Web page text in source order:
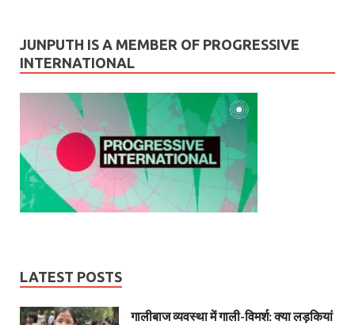
JUNPUTH IS A MEMBER OF PROGRESSIVE
INTERNATIONAL
LATEST POSTS
गालीबाज व्‍यवस्‍था में गाली-विमर्श: क्या लड़कियां